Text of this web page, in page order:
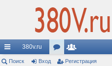
с
380v.ru
ор ол
Поиск Вход Регистрация